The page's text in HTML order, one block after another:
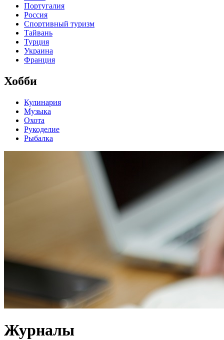
Португалия
Россия
Спортивный туризм
Тайвань
Турция
Украина
Франция
Хобби
Кулинария
Музыка
Охота
Рукоделие
Рыбалка
Журналы